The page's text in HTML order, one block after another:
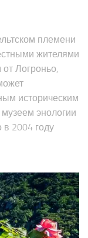
племени
жителями
Логроньо,
историческим
энологии
в 2004 году